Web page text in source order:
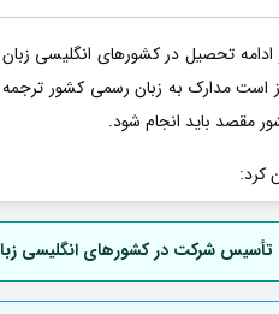
تحصیل در کشورهای انگلیسی
است مدارک به زبان رسمی کشور
مقصد باید انجام شود.
کرد:
تأسیس شرکت در کشورهای انگلیسی